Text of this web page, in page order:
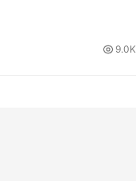
9.0K